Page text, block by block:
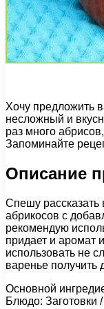
Хочу предложить
несложный и
раз много
Запоминайте
Описание
Спешу рассказать
абрикосов с
рекомендую
придает и аромат
использовать не
варенье получить
Основной
Блюдо: Заготовки